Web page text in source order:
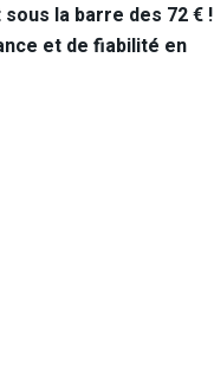
la barre des 72 € !
et de fiabilité en